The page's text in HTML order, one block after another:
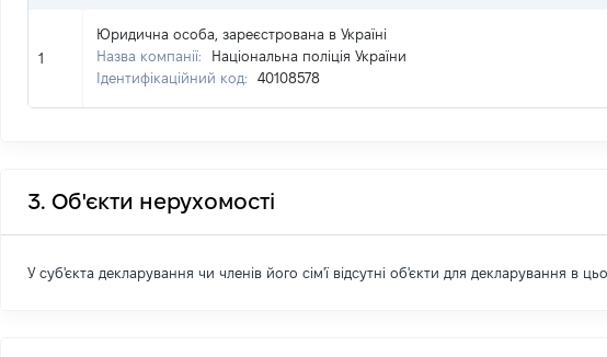
1
Юридична особа, зареєстрована в Україні
Назва компанії:
Національна поліція України
Ідентифікаційний код:
40108578
3. Об'єкти нерухомості
У суб'єкта декларування чи членів його сім'ї відсутні об'єкти для декларування в